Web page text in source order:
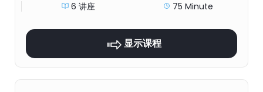
6 讲座 75 Minute
显示课程